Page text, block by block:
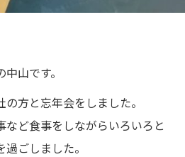
山です。
方と忘年会をしました。
ど食事をしながらいろいろと
ごしました。